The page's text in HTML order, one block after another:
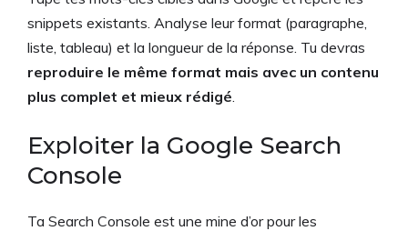
snippets existants. Analyse leur format (paragraphe,
liste, tableau) et la longueur de la réponse. Tu devras
reproduire le même format mais avec un contenu
plus complet et mieux rédigé
Exploiter la Google Search
Console
Ta Search Console est une mine d’or pour les